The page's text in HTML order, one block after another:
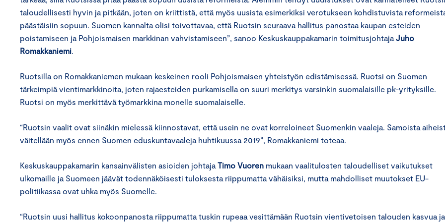
taloudellisesti hyvin ja pitkään, joten on kriittistä, että myös uusista esimerkiksi verotukseen kohdistuvista
päästäisiin sopuun. Suomen kannalta olisi toivottavaa, että Ruotsin seuraava hallitus panostaa kaupan esteiden
poistamiseen ja Pohjoismaisen markkinan vahvistamiseen”, sanoo Keskuskauppakamarin toimitusjohtaja Juho
Romakkaniemi.
Ruotsilla on Romakkaniemen mukaan keskeinen rooli Pohjoismaisen yhteistyön edistämisessä. Ruotsi on Suomen
tärkeimpiä vientimarkkinoita, joten rajaesteiden purkamisella on suuri merkitys varsinkin suomalaisille pk-yrityksille.
Ruotsi on myös merkittävä työmarkkina monelle suomalaiselle.
“Ruotsin vaalit ovat siinäkin mielessä kiinnostavat, että usein ne ovat korreloineet Suomenkin vaaleja. Samoista
väitellään myös ennen Suomen eduskuntavaaleja huhtikuussa 2019”, Romakkaniemi toteaa.
Keskuskauppakamarin kansainvälisten asioiden johtaja Timo Vuoren mukaan vaalitulosten taloudelliset vaikutukset
ulkomaille ja Suomeen jäävät todennäköisesti tuloksesta riippumatta vähäisiksi, mutta mahdolliset muutokset EU-
politiikassa ovat uhka myös Suomelle.
“Ruotsin uusi hallitus kokoonpanosta riippumatta tuskin rupeaa vesittämään Ruotsin vientivetoisen talouden kasvua ja